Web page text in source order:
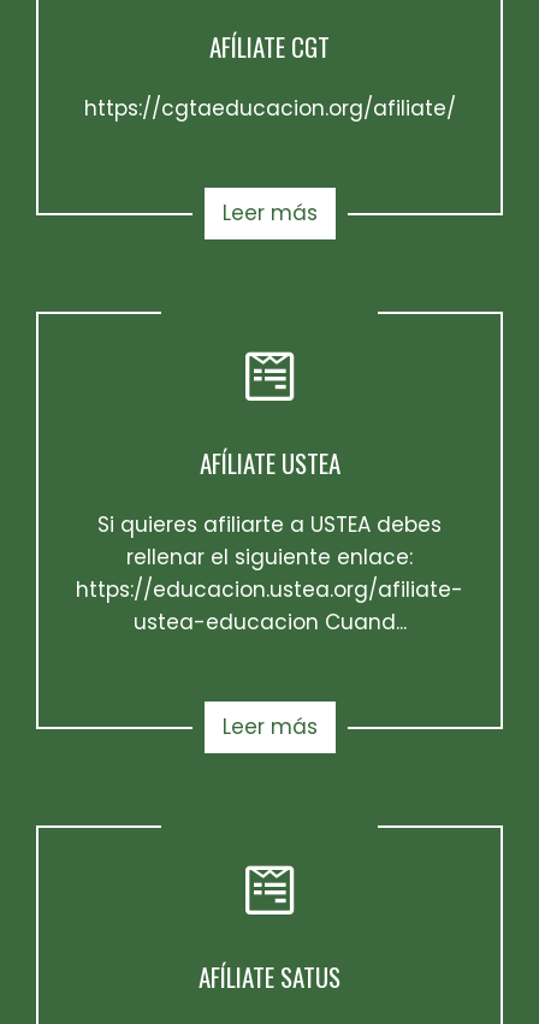
AFÍLIATE CGT
https://cgtaeducacion.org/afiliate/
Leer más
AFÍLIATE USTEA
Si quieres afiliarte a USTEA debes
rellenar el siguiente enlace:
https://educacion.ustea.org/afiliate-
ustea-educacion Cuand...
Leer más
AFÍLIATE SATUS